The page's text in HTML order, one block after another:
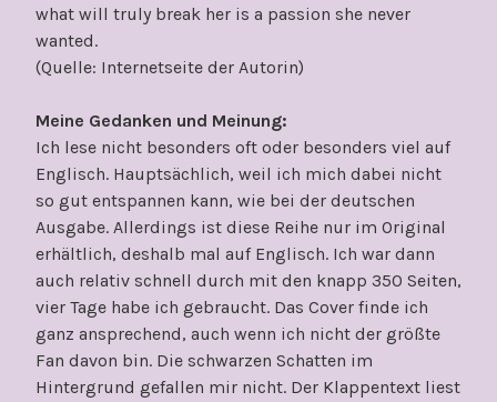
what will truly break her is a passion she never
wanted.
(Quelle: Internetseite der Autorin)
Meine Gedanken und Meinung:
Ich lese nicht besonders oft oder besonders viel auf
Englisch. Hauptsächlich, weil ich mich dabei nicht
so gut entspannen kann, wie bei der deutschen
Ausgabe. Allerdings ist diese Reihe nur im Original
erhältlich, deshalb mal auf Englisch. Ich war dann
auch relativ schnell durch mit den knapp 350 Seiten,
vier Tage habe ich gebraucht. Das Cover finde ich
ganz ansprechend, auch wenn ich nicht der größte
Fan davon bin. Die schwarzen Schatten im
Hintergrund gefallen mir nicht. Der Klappentext liest